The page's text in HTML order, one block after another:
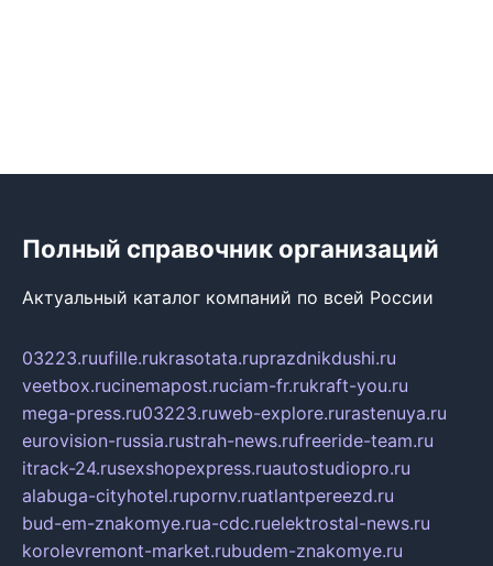
Полный справочник организаций
Актуальный каталог компаний по всей России
03223.ruufille.rukrasotata.ruprazdnikdushi.ru
veetbox.rucinemapost.ruciam-fr.rukraft-you.ru
mega-press.ru03223.ruweb-explore.rurastenuya.ru
eurovision-russia.rustrah-news.rufreeride-team.ru
itrack-24.rusexshopexpress.ruautostudiopro.ru
alabuga-cityhotel.rupornv.ruatlantpereezd.ru
bud-em-znakomye.rua-cdc.ruelektrostal-news.ru
korolevremont-market.rubudem-znakomye.ru